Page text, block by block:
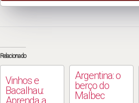
Relacionado
Vinhos e
Bacalhau:
Argentina: o
berço do
Malbec